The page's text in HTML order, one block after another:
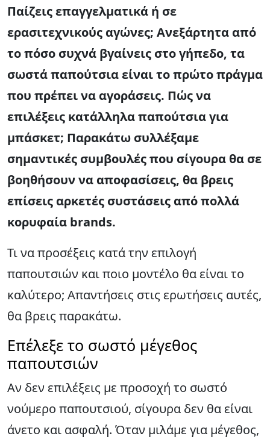
Παίζεις επαγγελματικά ή σε
ερασιτεχνικούς αγώνες; Ανεξάρτητα από
το πόσο συχνά βγαίνεις στο γήπεδο, τα
σωστά παπούτσια είναι το πρώτο πράγμα
που πρέπει να αγοράσεις. Πώς να
επιλέξεις κατάλληλα παπούτσια για
μπάσκετ; Παρακάτω συλλέξαμε
σημαντικές συμβουλές που σίγουρα θα σε
βοηθήσουν να αποφασίσεις, θα βρεις
επίσεις αρκετές συστάσεις από πολλά
κορυφαία brands.
Τι να προσέξεις κατά την επιλογή
παπουτσιών και ποιο μοντέλο θα είναι το
καλύτερο; Απαντήσεις στις ερωτήσεις αυτές,
θα βρεις παρακάτω.
Επέλεξε το σωστό μέγεθος
παπουτσιών
Αν δεν επιλέξεις με προσοχή το σωστό
νούμερο παπουτσιού, σίγουρα δεν θα είναι
άνετο και ασφαλή. Όταν μιλάμε για μέγεθος,